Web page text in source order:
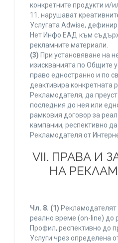
конкретните продукти и/
11. нарушават
Услугата Adwise,
Нет Инфо ЕАД към
рекламните материали.
(3) При установяване на
изискванията по Общите
право едностранно и по
деактивира конкретната
Рекламодателя, да
последния до нея или
рамковия договор за
кампании, респективно
Рекламодателя от
VII. ПРАВА И
НА
Чл. 8. (1)
реално време (on-line) до
Профил, респективно до
Услуги чрез определена